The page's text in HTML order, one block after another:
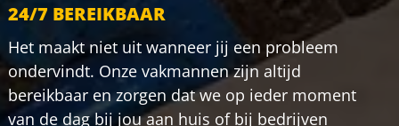
24/7 BEREIKBAAR
Het maakt niet uit wanneer jij een probleem
ondervindt. Onze vakmannen zijn altijd
bereikbaar en zorgen dat we op ieder moment
van de dag bij jou aan huis of bij bedrijven